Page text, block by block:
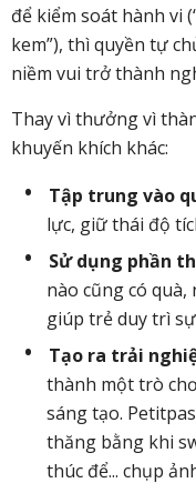
để kiểm soát hành vi
kem”), thì quyền tự
niềm vui trở thành
Thay vì thưởng vì
khuyến khích khác:
Tập trung vào
lực, giữ thái độ
Sử dụng phần
nào cũng có
giúp trẻ duy trì
Tạo ra trải
thành một trò
sáng tạo.
thăng bằng khi
thúc để... chụp